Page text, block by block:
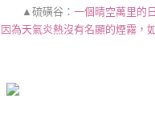
▲硫磺谷： 一個晴空萬里的
因為天氣炎熱沒有名顯的煙霧，